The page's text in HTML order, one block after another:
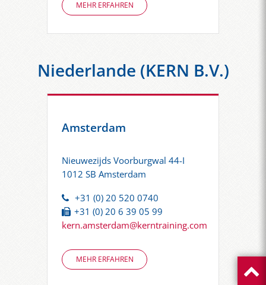
MEHR ERFAHREN
Niederlande (KERN B.V.)
Amsterdam
Nieuwezijds Voorburgwal 44-I
1012 SB Amsterdam
+31 (0) 20 520 0740
+31 (0) 20 6 39 05 99
kern.amsterdam@kerntraining.com
MEHR ERFAHREN